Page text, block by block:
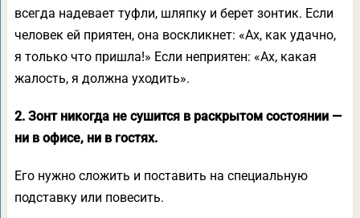
всегда надевает туфли, шляпку и берет зонтик. Если
человек ей приятен, она воскликнет: «Ах, как удачно,
я только что пришла!» Если неприятен: «Ах, какая
жалость, я должна уходить».
2. Зонт никогда не сушится в раскрытом состоянии —
ни в офисе, ни в гостях.
Его нужно сложить и поставить на специальную
подставку или повесить.